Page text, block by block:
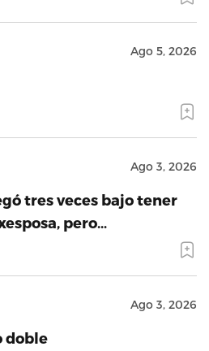
Ago 5, 2026
Ago 3, 2026
tres veces bajo tener
pero…
Ago 3, 2026
doble